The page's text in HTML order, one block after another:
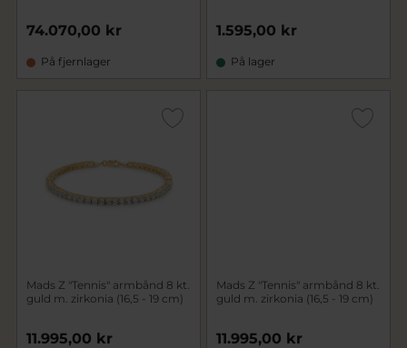
74.070,00 kr
På fjernlager
1.595,00 kr
På lager
Mads Z "Tennis" armbånd 8 kt.
guld m. zirkonia (16,5 - 19 cm)
11.995,00 kr
Mads Z "Tennis" armbånd 8 kt.
guld m. zirkonia (16,5 - 19 cm)
11.995,00 kr